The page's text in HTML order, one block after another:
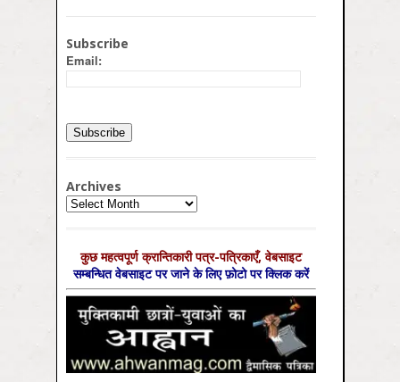
Subscribe
Email:
Archives
Archives
कुछ महत्‍वपूर्ण क्रान्तिकारी पत्र-पत्रिकाएँ, वेबसाइट
सम्‍बन्धित वेबसाइट पर जाने के लिए फ़ोटो पर क्लिक करें